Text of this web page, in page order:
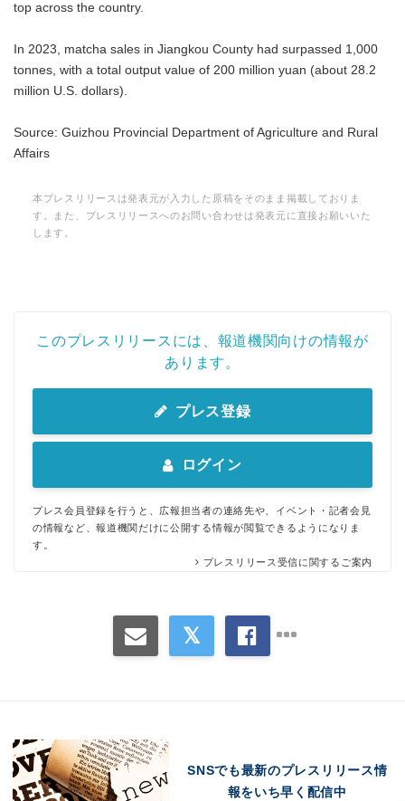
top across the country.
In 2023, matcha sales in Jiangkou County had surpassed 1,000
tonnes, with a total output value of 200 million yuan (about 28.2
million U.S. dollars).
Source: Guizhou Provincial Department of Agriculture and Rural
Affairs
本プレスリリースは発表元が入力した原稿をそのまま掲載しておりま
す。また、プレスリリースへのお問い合わせは発表元に直接お願いいた
します。
このプレスリリースには、報道機関向けの情報が
あります。
プレス登録
ログイン
プレス会員登録を行うと、広報担当者の連絡先や、イベント・記者会見
の情報など、報道機関だけに公開する情報が閲覧できるようになりま
す。
プレスリリース受信に関するご案内
SNSでも最新のプレスリリース情
報をいち早く配信中